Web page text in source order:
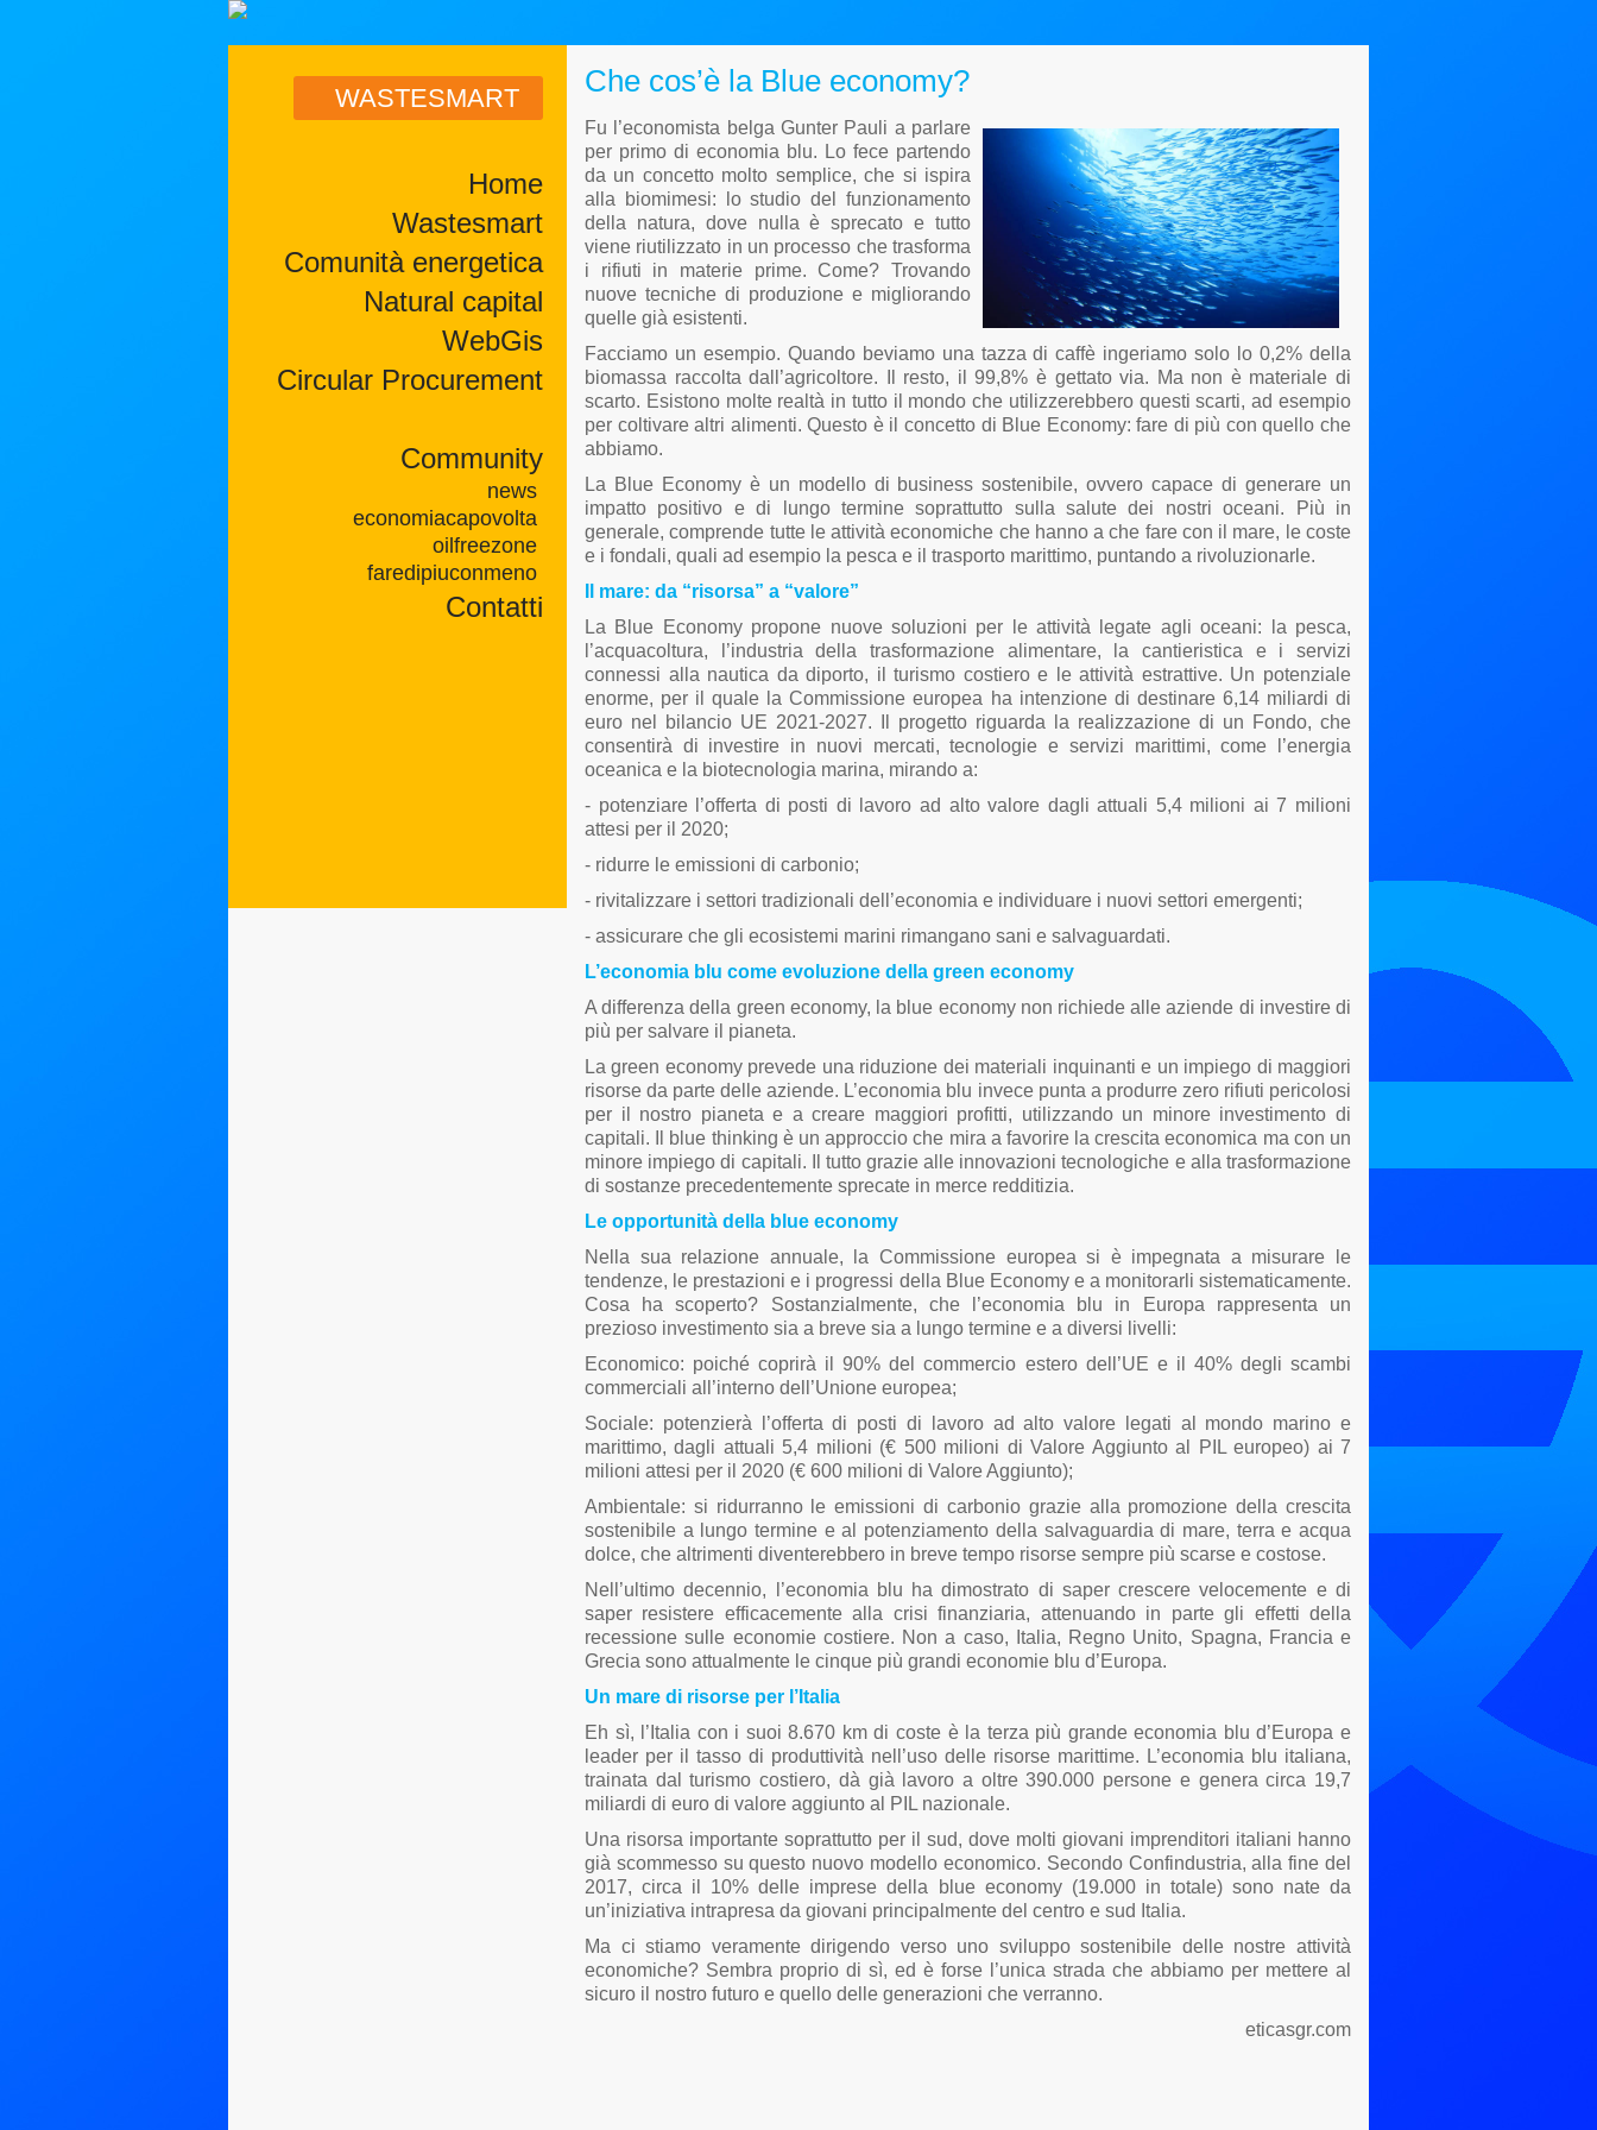
WASTESMART
Home
Wastesmart
Comunità energetica
Natural capital
WebGis
Circular Procurement
Community
news
economiacapovolta
oilfreezone
faredipiuconmeno
Contatti
Che cos’è la Blue economy?
Fu l’economista belga Gunter Pauli a parlare
per primo di economia blu. Lo fece partendo
da un concetto molto semplice, che si ispira
alla biomimesi: lo studio del funzionamento
della natura, dove nulla è sprecato e tutto
viene riutilizzato in un processo che trasforma
i rifiuti in materie prime. Come? Trovando
nuove tecniche di produzione e migliorando
quelle già esistenti.
Facciamo un esempio. Quando beviamo una tazza di caffè ingeriamo solo lo 0,2% della
biomassa raccolta dall’agricoltore. Il resto, il 99,8% è gettato via. Ma non è materiale di
scarto. Esistono molte realtà in tutto il mondo che utilizzerebbero questi scarti, ad esempio
per coltivare altri alimenti. Questo è il concetto di Blue Economy: fare di più con quello che
abbiamo.
La Blue Economy è un modello di business sostenibile, ovvero capace di generare un
impatto positivo e di lungo termine soprattutto sulla salute dei nostri oceani. Più in
generale, comprende tutte le attività economiche che hanno a che fare con il mare, le coste
e i fondali, quali ad esempio la pesca e il trasporto marittimo, puntando a rivoluzionarle.
Il mare: da “risorsa” a “valore”
La Blue Economy propone nuove soluzioni per le attività legate agli oceani: la pesca,
l’acquacoltura, l’industria della trasformazione alimentare, la cantieristica e i servizi
connessi alla nautica da diporto, il turismo costiero e le attività estrattive. Un potenziale
enorme, per il quale la Commissione europea ha intenzione di destinare 6,14 miliardi di
euro nel bilancio UE 2021-2027. Il progetto riguarda la realizzazione di un Fondo, che
consentirà di investire in nuovi mercati, tecnologie e servizi marittimi, come l’energia
oceanica e la biotecnologia marina, mirando a:
- potenziare l’offerta di posti di lavoro ad alto valore dagli attuali 5,4 milioni ai 7 milioni
attesi per il 2020;
- ridurre le emissioni di carbonio;
- rivitalizzare i settori tradizionali dell’economia e individuare i nuovi settori emergenti;
- assicurare che gli ecosistemi marini rimangano sani e salvaguardati.
L’economia blu come evoluzione della green economy
A differenza della green economy, la blue economy non richiede alle aziende di investire di
più per salvare il pianeta.
La green economy prevede una riduzione dei materiali inquinanti e un impiego di maggiori
risorse da parte delle aziende. L’economia blu invece punta a produrre zero rifiuti pericolosi
per il nostro pianeta e a creare maggiori profitti, utilizzando un minore investimento di
capitali. Il blue thinking è un approccio che mira a favorire la crescita economica ma con un
minore impiego di capitali. Il tutto grazie alle innovazioni tecnologiche e alla trasformazione
di sostanze precedentemente sprecate in merce redditizia.
Le opportunità della blue economy
Nella sua relazione annuale, la Commissione europea si è impegnata a misurare le
tendenze, le prestazioni e i progressi della Blue Economy e a monitorarli sistematicamente.
Cosa ha scoperto? Sostanzialmente, che l’economia blu in Europa rappresenta un
prezioso investimento sia a breve sia a lungo termine e a diversi livelli:
Economico: poiché coprirà il 90% del commercio estero dell’UE e il 40% degli scambi
commerciali all’interno dell’Unione europea;
Sociale: potenzierà l’offerta di posti di lavoro ad alto valore legati al mondo marino e
marittimo, dagli attuali 5,4 milioni (€ 500 milioni di Valore Aggiunto al PIL europeo) ai 7
milioni attesi per il 2020 (€ 600 milioni di Valore Aggiunto);
Ambientale: si ridurranno le emissioni di carbonio grazie alla promozione della crescita
sostenibile a lungo termine e al potenziamento della salvaguardia di mare, terra e acqua
dolce, che altrimenti diventerebbero in breve tempo risorse sempre più scarse e costose.
Nell’ultimo decennio, l’economia blu ha dimostrato di saper crescere velocemente e di
saper resistere efficacemente alla crisi finanziaria, attenuando in parte gli effetti della
recessione sulle economie costiere. Non a caso, Italia, Regno Unito, Spagna, Francia e
Grecia sono attualmente le cinque più grandi economie blu d’Europa.
Un mare di risorse per l’Italia
Eh sì, l’Italia con i suoi 8.670 km di coste è la terza più grande economia blu d’Europa e
leader per il tasso di produttività nell’uso delle risorse marittime. L’economia blu italiana,
trainata dal turismo costiero, dà già lavoro a oltre 390.000 persone e genera circa 19,7
miliardi di euro di valore aggiunto al PIL nazionale.
Una risorsa importante soprattutto per il sud, dove molti giovani imprenditori italiani hanno
già scommesso su questo nuovo modello economico. Secondo Confindustria, alla fine del
2017, circa il 10% delle imprese della blue economy (19.000 in totale) sono nate da
un’iniziativa intrapresa da giovani principalmente del centro e sud Italia.
Ma ci stiamo veramente dirigendo verso uno sviluppo sostenibile delle nostre attività
economiche? Sembra proprio di sì, ed è forse l’unica strada che abbiamo per mettere al
sicuro il nostro futuro e quello delle generazioni che verranno.
eticasgr.com